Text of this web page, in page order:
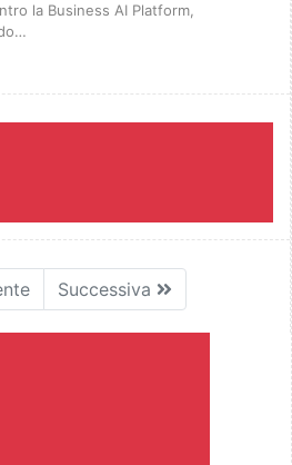
la Business AI Platform,
Successiva